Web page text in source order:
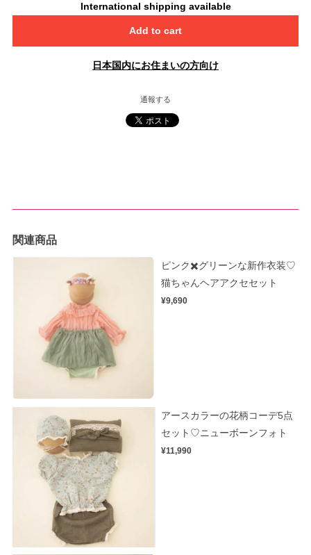
International shipping available
Add to cart
日本国内にお住まいの方向け
通報する
関連商品
ピンク✖️グリーンな新作衣装♡
猫ちゃんヘアアクセセット
¥9,690
アースカラーの花柄コーデ5点
セット♡ニューボーンフォト
¥11,990